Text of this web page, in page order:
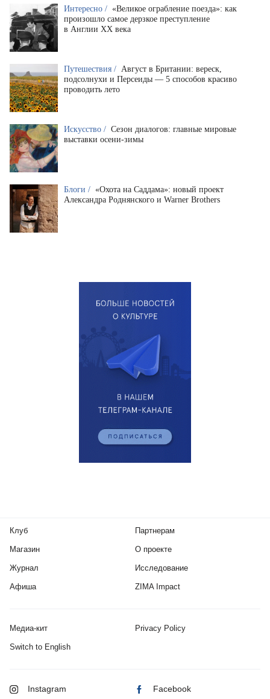
Интересно / «Великое ограбление поезда»: как
произошло самое дерзкое преступление
в Англии XX века
Путешествия / Август в Британии: вереск,
подсолнухи и Персеиды — 5 способов красиво
проводить лето
Искусство / Сезон диалогов: главные мировые
выставки осени-зимы
Блоги / «Охота на Саддама»: новый проект
Александра Роднянского и Warner Brothers
Клуб
Магазин
Журнал
Афиша
Партнерам
О проекте
Исследование
ZIMA Impact
Медиа-кит Privacy Policy
Switch to English
Instagram Facebook